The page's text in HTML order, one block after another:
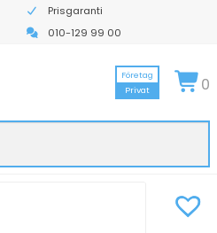
Prisgaranti
010-129 99 00
Företag
Privat
0